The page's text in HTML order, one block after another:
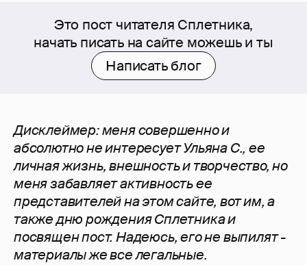
Это пост читателя Сплетника,
начать писать на сайте можешь и ты
Написать блог
Дисклеймер: меня совершенно и
абсолютно не интересует Ульяна С., ее
личная жизнь, внешность и творчество, но
меня забавляет активность ее
представителей на этом сайте, вот им, а
также дню рождения Сплетника и
посвящен пост. Надеюсь, его не выпилят -
материалы же все легальные.